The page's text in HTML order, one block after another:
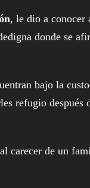
, le dio a conocer
donde se
bajo la
refugio después
carecer de un